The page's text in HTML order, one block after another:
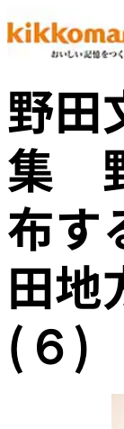
野
集
布す
田地
(６)